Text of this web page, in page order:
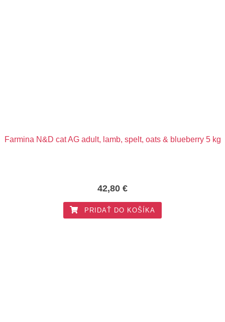
Farmina N&D cat AG adult, lamb, spelt, oats & blueberry 5 kg
42,80 €
PRIDAŤ DO KOŠÍKA